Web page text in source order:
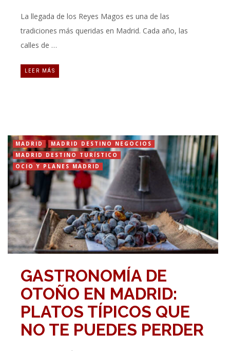
La llegada de los Reyes Magos es una de las
tradiciones más queridas en Madrid. Cada año, las
calles de …
LEER MÁS
MADRID
MADRID DESTINO NEGOCIOS
MADRID DESTINO TURÍSTICO
OCIO Y PLANES MADRID
GASTRONOMÍA DE
OTOÑO EN MADRID:
PLATOS TÍPICOS QUE
NO TE PUEDES PERDER